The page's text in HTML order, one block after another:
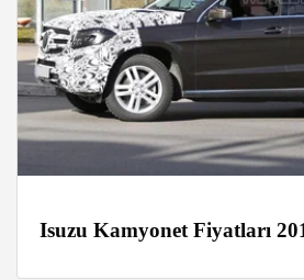
Isuzu Kamyonet Fiyatları